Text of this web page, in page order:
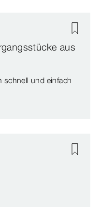
aus
schnell und einfach